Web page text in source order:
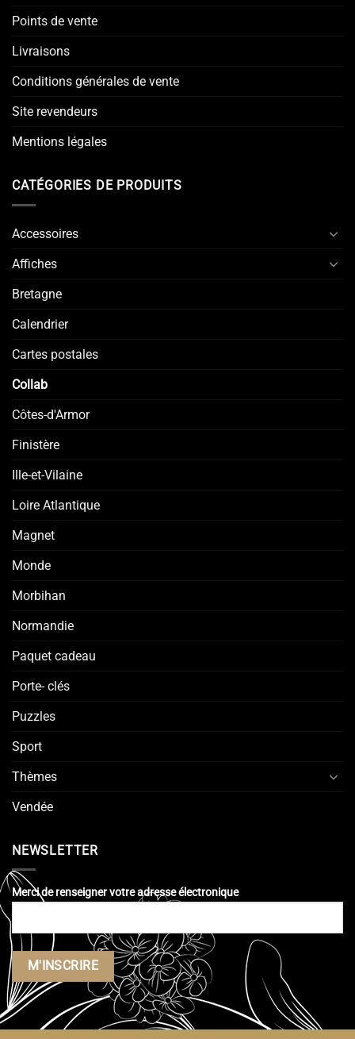
Points de vente
Livraisons
Conditions générales de vente
Site revendeurs
Mentions légales
CATÉGORIES DE PRODUITS
Accessoires
Affiches
Bretagne
Calendrier
Cartes postales
Collab
Côtes-d'Armor
Finistère
Ille-et-Vilaine
Loire Atlantique
Magnet
Monde
Morbihan
Normandie
Paquet cadeau
Porte- clés
Puzzles
Sport
Thèmes
Vendée
NEWSLETTER
Merci de renseigner votre adresse électronique